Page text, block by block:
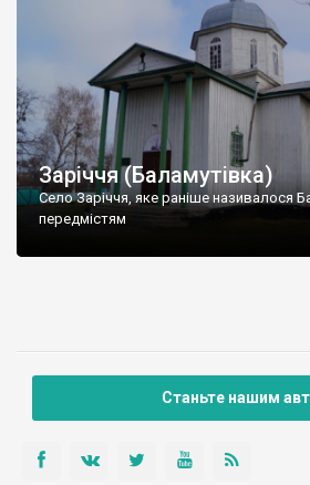
Заріччя (Баламутівка)
Село Заріччя, яке раніше називалося
передмістям
Станьте нашим